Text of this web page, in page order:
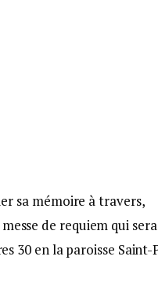
sa mémoire à travers,
de requiem qui
30 en la paroisse Saint-